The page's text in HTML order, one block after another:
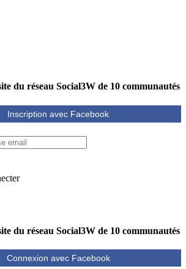
du réseau Social3W de 10 communautés
du réseau Social3W de 10 communautés